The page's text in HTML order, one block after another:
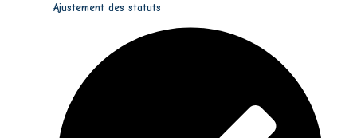
Ajustement des statuts